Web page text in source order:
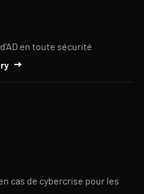
en toute sécurité
cas de cybercrise pour les